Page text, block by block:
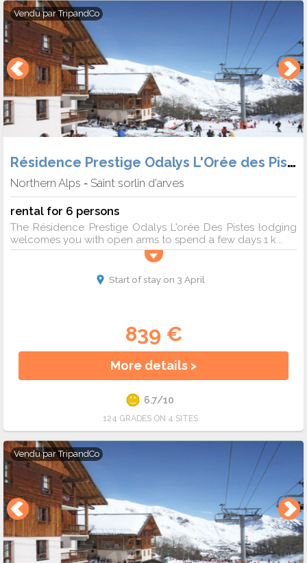
Vendu parTripandCo
Résidence Prestige Odalys L'Orée des Pistes
Northern Alps - Saint sorlin d'arves
rental for 6 persons
The Résidence Prestige Odalys L'orée Des Pistes lodging
welcomes you with open arms to spend a few days 1 k...
Start of stay on 3 April
839 €
More details >
6.7/10
124 GRADES ON 4 SITES
Vendu parTripandCo